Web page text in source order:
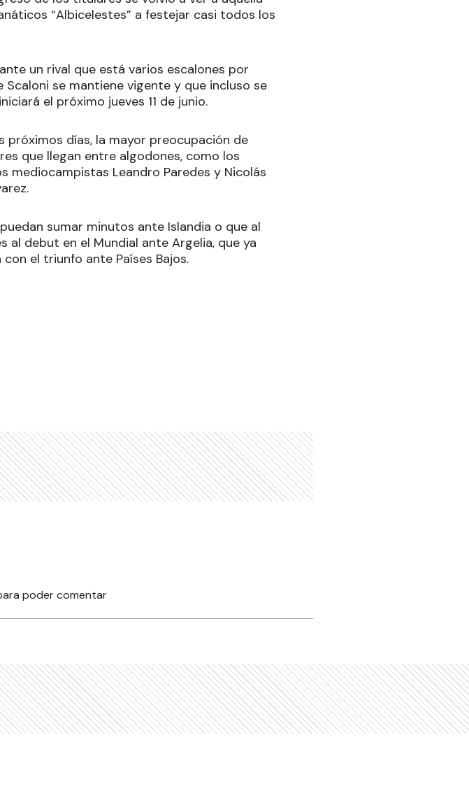
“Albicelestes” a festejar casi todos los
un rival que está varios escalones por
se mantiene vigente y que incluso se
el próximo jueves 11 de junio.
próximos días, la mayor preocupación de
que llegan entre algodones, como los
mediocampistas Leandro Paredes y Nicolás
sumar minutos ante Islandia o que al
al debut en el Mundial ante Argelia, que ya
el triunfo ante Países Bajos.
poder comentar